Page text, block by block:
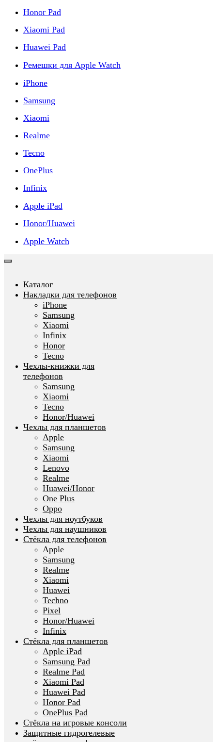
Honor Pad
Xiaomi Pad
Huawei Pad
Ремешки для Apple Watch
iPhone
Samsung
Xiaomi
Realme
Tecno
OnePlus
Infinix
Apple iPad
Honor/Huawei
Apple Watch
Каталог
Накладки для телефонов
iPhone
Samsung
Xiaomi
Infinix
Honor
Tecno
Чехлы-книжки для
телефонов
Samsung
Xiaomi
Tecno
Honor/Huawei
Чехлы для планшетов
Apple
Samsung
Xiaomi
Lenovo
Realme
Huawei/Honor
One Plus
Oppo
Чехлы для ноутбуков
Чехлы для наушников
Стёкла для телефонов
Apple
Samsung
Realme
Xiaomi
Huawei
Techno
Pixel
Honor/Huawei
Infinix
Стёкла для планшетов
Apple iPad
Samsung Pad
Realme Pad
Xiaomi Pad
Huawei Pad
Honor Pad
OnePlus Pad
Стёкла на игровые консоли
Защитные гидрогелевые